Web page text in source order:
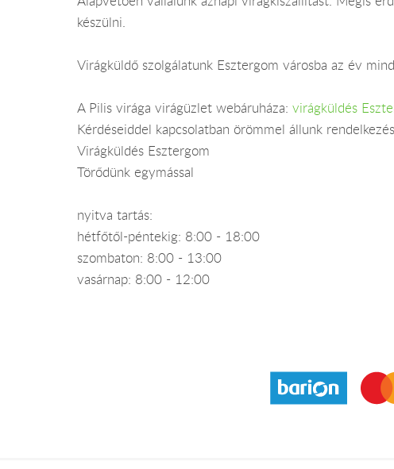
készülni.
Virágküldő szolgálatunk Esztergom városba az év
A Pilis virága virágüzlet webáruháza: virágküldés
Kérdéseiddel kapcsolatban örömmel állunk
Virágküldés Esztergom
Törődünk egymással
nyitva tartás:
hétfőtől-péntekig: 8:00 - 18:00
szombaton: 8:00 - 13:00
vasárnap: 8:00 - 12:00